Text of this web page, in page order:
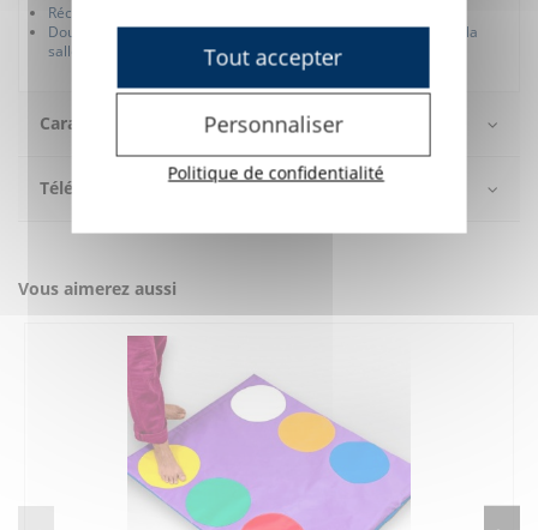
Récepteur RF compatible avec les contrôleurs SHX
Double WiFi LUMINEA (pour configuration et pour connexion à la
salle)
Caractéristiques
Téléchargement
Vous aimerez aussi
Tout accepter
Personnaliser
Politique de confidentialité